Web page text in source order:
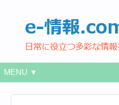
MENU ▼